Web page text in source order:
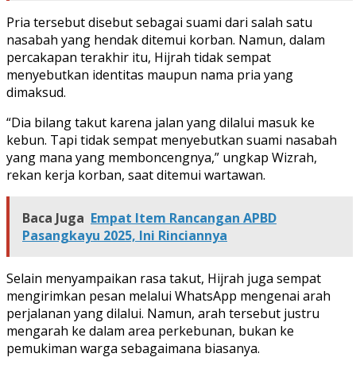
Pria tersebut disebut sebagai suami dari salah satu
nasabah yang hendak ditemui korban. Namun, dalam
percakapan terakhir itu, Hijrah tidak sempat
menyebutkan identitas maupun nama pria yang
dimaksud.
“Dia bilang takut karena jalan yang dilalui masuk ke
kebun. Tapi tidak sempat menyebutkan suami nasabah
yang mana yang memboncengnya,” ungkap Wizrah,
rekan kerja korban, saat ditemui wartawan.
Baca Juga Empat Item Rancangan APBD
Pasangkayu 2025, Ini Rinciannya
Selain menyampaikan rasa takut, Hijrah juga sempat
mengirimkan pesan melalui WhatsApp mengenai arah
perjalanan yang dilalui. Namun, arah tersebut justru
mengarah ke dalam area perkebunan, bukan ke
pemukiman warga sebagaimana biasanya.